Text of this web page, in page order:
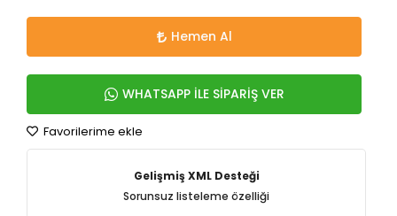
Hemen Al
WHATSAPP İLE SİPARİŞ VER
Favorilerime ekle
Gelişmiş XML Desteği
Sorunsuz listeleme özelliği